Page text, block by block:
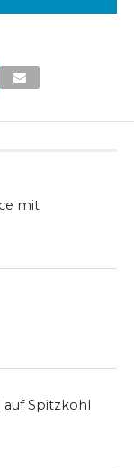
mit
Spitzkohl